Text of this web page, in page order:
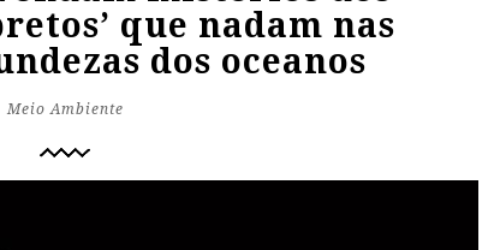
que nadam nas
dos oceanos
Meio Ambiente